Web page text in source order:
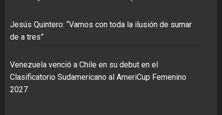
Jesús Quintero: “Vamos con toda la ilusión de sumar
de a tres”
Venezuela venció a Chile en su debut en el
Clasificatorio Sudamericano al AmeriCup Femenino
2027